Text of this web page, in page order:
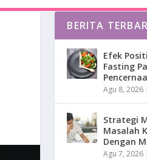
BERITA
Efek
Fasting
Agu 8, 2026
Strategi
Masalah
Dengan
Agu 7, 2026